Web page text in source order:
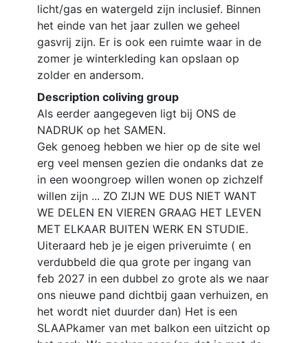
licht/gas en watergeld zijn inclusief. Binnen
het einde van het jaar zullen we geheel
gasvrij zijn. Er is ook een ruimte waar in de
zomer je winterkleding kan opslaan op
zolder en andersom.
Description coliving group
Als eerder aangegeven ligt bij ONS de
NADRUK op het SAMEN.
Gek genoeg hebben we hier op de site wel
erg veel mensen gezien die ondanks dat ze
in een woongroep willen wonen op zichzelf
willen zijn ... ZO ZIJN WE DUS NIET WANT
WE DELEN EN VIEREN GRAAG HET LEVEN
MET ELKAAR BUITEN WERK EN STUDIE.
Uiteraard heb je je eigen priveruimte ( en
verdubbeld die qua grote per ingang van
feb 2027 in een dubbel zo grote als we naar
ons nieuwe pand dichtbij gaan verhuizen, en
het wordt niet duurder dan) Het is een
SLAAPkamer van met balkon een uitzicht op